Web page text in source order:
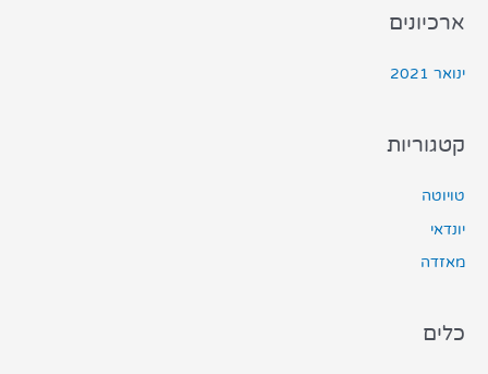
ארכיונים
ינואר 2021
קטגוריות
טויוטה
יונדאי
מאזדה
כלים